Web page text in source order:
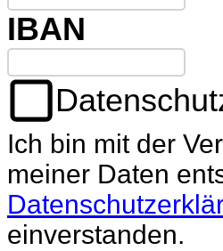
IBAN
Ich bin mit der
meiner Daten
einverstanden.